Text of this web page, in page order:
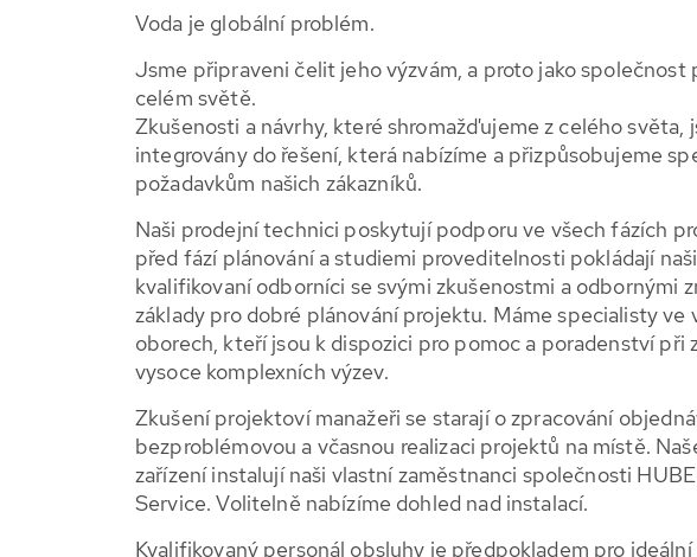
Voda je globální problém.
Jsme připraveni čelit jeho výzvám, a proto jako společnost
celém světě.
Zkušenosti a návrhy, které shromažďujeme z celého světa,
integrovány do řešení, která nabízíme a přizpůsobujeme
požadavkům našich zákazníků.
Naši prodejní technici poskytují podporu ve všech fázích
před fází plánování a studiemi proveditelnosti pokládají
kvalifikovaní odborníci se svými zkušenostmi a odbornými
základy pro dobré plánování projektu. Máme specialisty ve
oborech, kteří jsou k dispozici pro pomoc a poradenství při
vysoce komplexních výzev.
Zkušení projektoví manažeři se starají o zpracování
bezproblémovou a včasnou realizaci projektů na místě.
zařízení instalují naši vlastní zaměstnanci společnosti
Service. Volitelně nabízíme dohled nad instalací.
Kvalifikovaný personál obsluhy je předpokladem pro